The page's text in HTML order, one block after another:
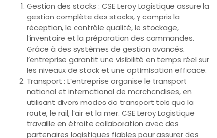
Gestion des stocks : CSE Leroy Logistique assure la
gestion complète des stocks, y compris la
réception, le contrôle qualité, le stockage,
l’inventaire et la préparation des commandes.
Grâce à des systèmes de gestion avancés,
l’entreprise garantit une visibilité en temps réel sur
les niveaux de stock et une optimisation efficace.
Transport : L’entreprise organise le transport
national et international de marchandises, en
utilisant divers modes de transport tels que la
route, le rail, l’air et la mer. CSE Leroy Logistique
travaille en étroite collaboration avec des
partenaires logistiques fiables pour assurer des